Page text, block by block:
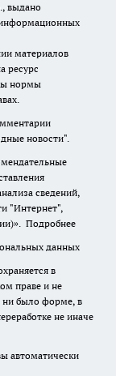
выдано
материалов
ресурс
нормы
новости".
сведений,
"Интернет",
Подробнее
данных
в
праве и не
ни было форме, в
не иначе
автоматически